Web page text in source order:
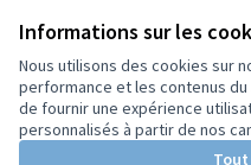
Informations sur les
Nous utilisons des cookies sur
performance et les contenus
de fournir une expérience
personnalisés à partir de nos